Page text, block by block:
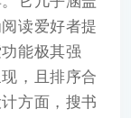
读爱好者提
能极其强
，且排序合
方面，搜书